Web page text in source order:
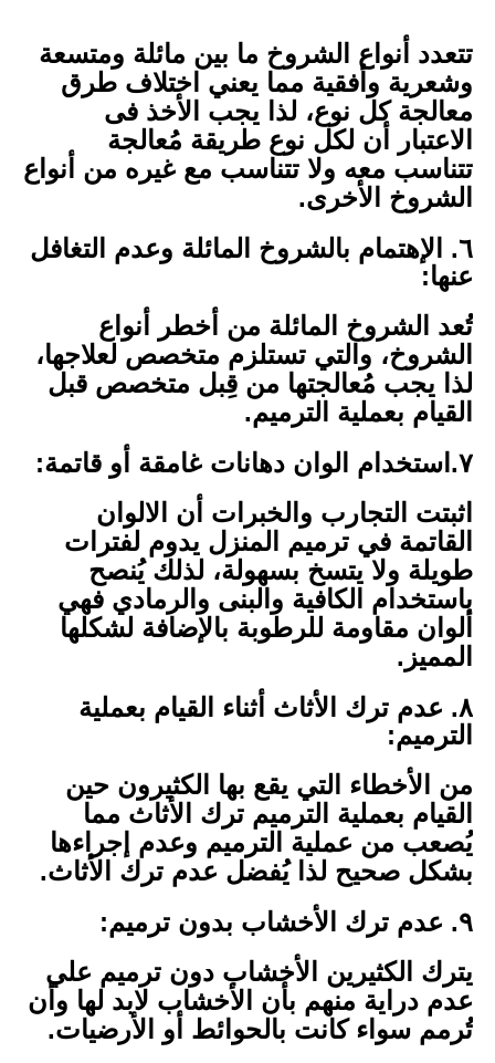
تتعدد أنواع الشروخ ما بين مائلة ومتسعة
وشعرية وأفقية مما يعني اختلاف طرق
معالجة كل نوع، لذا يجب الأخذ فى
الاعتبار أن لكل نوع طريقة مُعالجة
تتناسب معه ولا تتناسب مع غيره من أنواع
الشروخ الأخرى.
٦. الإهتمام بالشروخ المائلة وعدم التغافل
عنها:
تُعد الشروخ المائلة من أخطر أنواع
الشروخ، والتي تستلزم متخصص لعلاجها،
لذا يجب مُعالجتها من قِبل متخصص قبل
القيام بعملية الترميم.
٧.استخدام الوان دهانات غامقة أو قاتمة:
اثبتت التجارب والخبرات أن الالوان
القاتمة في ترميم المنزل يدوم لفترات
طويلة ولا يتسخ بسهولة، لذلك يُنصح
باستخدام الكافية والبنى والرمادي فهي
ألوان مقاومة للرطوبة بالإضافة لشكلها
المميز.
٨. عدم ترك الأثاث أثناء القيام بعملية
الترميم:
من الأخطاء التي يقع بها الكثيرون حين
القيام بعملية الترميم ترك الأثاث مما
يُصعب من عملية الترميم وعدم إجراءها
بشكل صحيح لذا يُفضل عدم ترك الأثاث.
٩. عدم ترك الأخشاب بدون ترميم:
يترك الكثيرين الأخشاب دون ترميم علي
عدم دراية منهم بأن الأخشاب لابد لها وأن
تُرمم سواء كانت بالحوائط أو الأرضيات.